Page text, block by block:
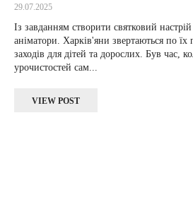
29.07.2025
Із завданням створити святковий
аніматори. Харків'яни звертаються по їх
заходів для дітей та дорослих. Був час,
урочистостей сам...
VIEW POST